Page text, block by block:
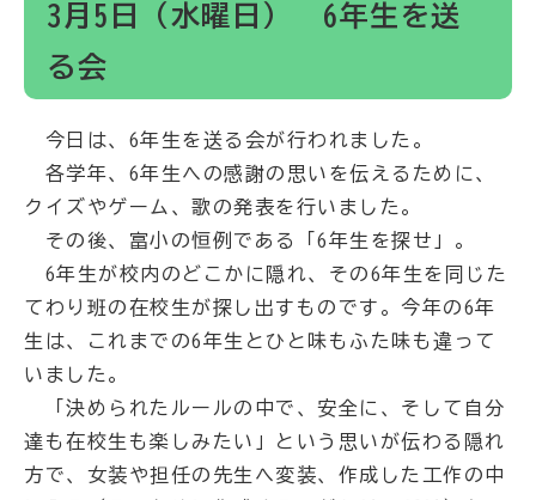
3月5日（水曜日） 6年生を送
る会
今日は、6年生を送る会が行われました。
各学年、6年生への感謝の思いを伝えるために、
クイズやゲーム、歌の発表を行いました。
その後、富小の恒例である「6年生を探せ」。
6年生が校内のどこかに隠れ、その6年生を同じた
てわり班の在校生が探し出すものです。今年の6年
生は、これまでの6年生とひと味もふた味も違って
いました。
「決められたルールの中で、安全に、そして自分
達も在校生も楽しみたい」という思いが伝わる隠れ
方で、女装や担任の先生へ変装、作成した工作の中